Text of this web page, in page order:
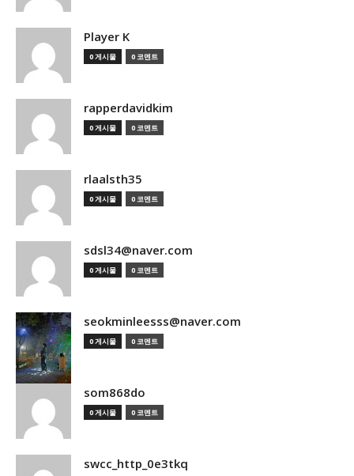
Player K
0 게시물 0 코멘트
rapperdavidkim
0 게시물 0 코멘트
rlaalsth35
0 게시물 0 코멘트
sdsl34@naver.com
0 게시물 0 코멘트
seokminleesss@naver.com
0 게시물 0 코멘트
som868do
0 게시물 0 코멘트
swcc_http_0e3tkq